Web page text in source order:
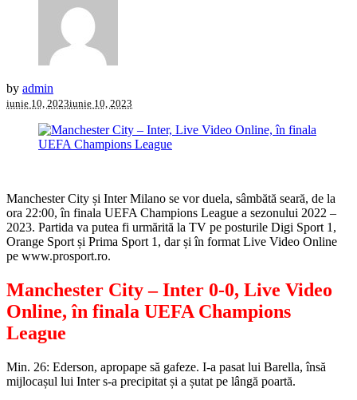
by admin
iunie 10, 2023iunie 10, 2023
Manchester City și Inter Milano se vor duela, sâmbătă seară, de la
ora 22:00, în finala UEFA Champions League a sezonului 2022 –
2023. Partida va putea fi urmărită la TV pe posturile Digi Sport 1,
Orange Sport și Prima Sport 1, dar și în format Live Video Online
pe www.prosport.ro.
Manchester City – Inter 0-0, Live Video
Online, în finala UEFA Champions
League
Min. 26: Ederson, apropape să gafeze. I-a pasat lui Barella, însă
mijlocașul lui Inter s-a precipitat și a șutat pe lângă poartă.